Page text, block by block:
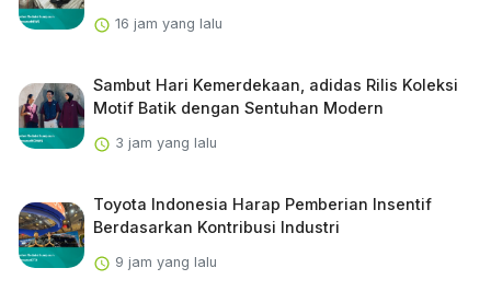
16 jam yang lalu
Sambut Hari Kemerdekaan, adidas Rilis Koleksi
Motif Batik dengan Sentuhan Modern
3 jam yang lalu
Toyota Indonesia Harap Pemberian Insentif
Berdasarkan Kontribusi Industri
9 jam yang lalu